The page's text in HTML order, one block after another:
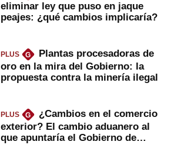
eliminar ley que puso en jaque
peajes: ¿qué cambios implicaría?
PLUS G
Plantas procesadoras de
oro en la mira del Gobierno: la
propuesta contra la minería ilegal
PLUS G
¿Cambios en el comercio
exterior? El cambio aduanero al
que apuntaría el Gobierno de